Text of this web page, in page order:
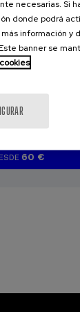
del
... 60 €
Últimas
plazas
Gratuito
Fecha
pasada
Lista
de
Plazo
de
necesarias. Si
donde podrá
información y
banner se